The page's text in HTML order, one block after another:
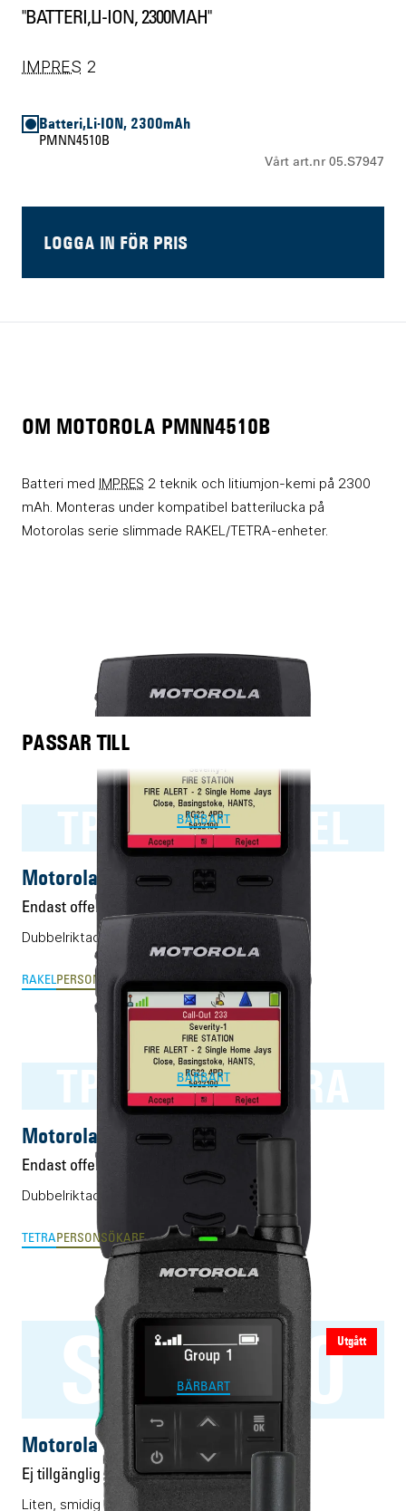
"BATTERI,LI-ION, 2300MAH"
IMPRES 2
Batteri,Li-ION, 2300mAh
PMNN4510B
Vårt art.nr 05.S7947
LOGGA IN FÖR PRIS
OM MOTOROLA PMNN4510B
Batteri med IMPRES 2 teknik och litiumjon-kemi på 2300
mAh. Monteras under kompatibel batterilucka på
Motorolas serie slimmade RAKEL/TETRA-enheter.
PASSAR TILL
TPG2200 RAKEL
BÄRBART
Motorola TPG2200 RAKEL
Endast offert
Dubbelriktad personsökare för RAKEL.
RAKELPERSONSÖKARE
TPG2200 TETRA
BÄRBART
Motorola TPG2200 TETRA
Endast offert
Dubbelriktad personsökare för TETRA.
TETRAPERSONSÖKARE
Utgått
ST7500
BÄRBART
Motorola ST7500
Ej tillgänglig
Liten, smidig och robust Rakel-terminal.